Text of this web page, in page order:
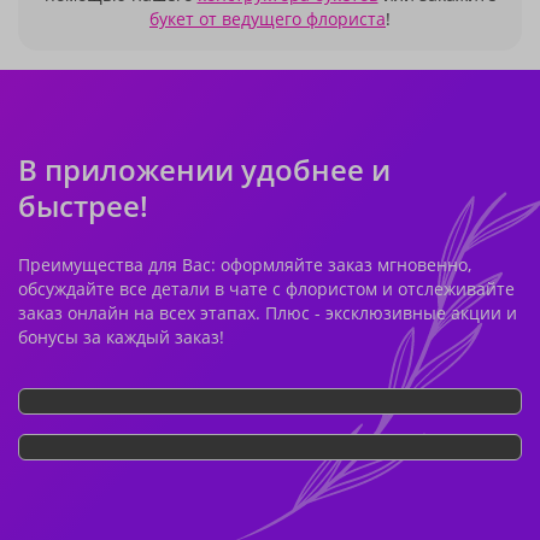
букет от ведущего флориста!
В приложении удобнее и
быстрее!
Преимущества для Вас: оформляйте заказ мгновенно,
обсуждайте все детали в чате с флористом и отслеживайте
заказ онлайн на всех этапах. Плюс - эксклюзивные акции и
бонусы за каждый заказ!